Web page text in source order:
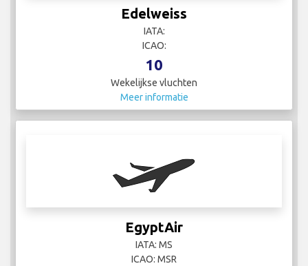
Edelweiss
IATA:
ICAO:
10
Wekelijkse vluchten
Meer informatie
EgyptAir
IATA: MS
ICAO: MSR